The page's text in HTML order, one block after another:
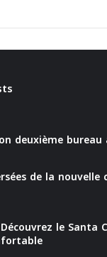
deuxième
de la nouvelle
Découvrez le Santa